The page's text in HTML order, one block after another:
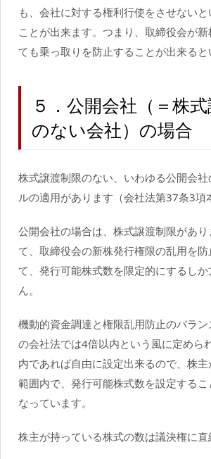
も、会社に対する権利行使をさせない
ことが出来ます。つまり、取締役会が
ても乗っ取りを防止することが出来ると
５．公開会社（＝株
のない会社）の場合
株式譲渡制限のない、いわゆる公開会
ルの適用があります（会社法第37条3項
公開会社の場合は、株式譲渡制限があ
て、取締役会の新株発行権限の乱用を
て、発行可能株式数を限定的にするし
ん。
機動的資金調達と権限乱用防止のバラ
の会社法では4倍以内という風に定めら
内であれば自由に設定出来るので、株
範囲内で、発行可能株式数を設定する
なっています。
株主が持っている株式の数は議決権に直